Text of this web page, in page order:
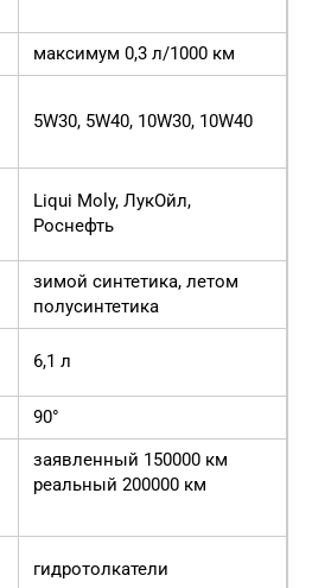
максимум 0,3 л/1000 км
5W30, 5W40, 10W30, 10W40
Liqui Moly, ЛукОйл,
Роснефть
зимой синтетика, летом
полусинтетика
6,1 л
90°
заявленный 150000 км
реальный 200000 км
гидротолкатели